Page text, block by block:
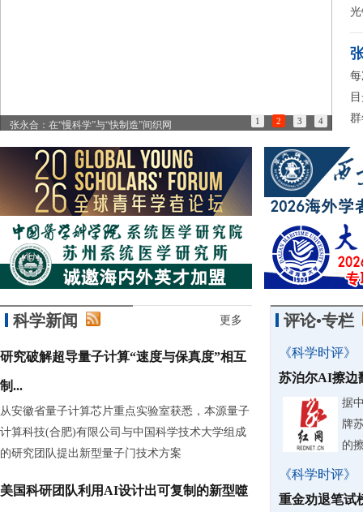
张永合：在“慢科学”与“快制造”间织网 85
1 2 3 4
科学新闻 更多
研究破解超导量子计算“速度与保真度”相互
制...
从安徽省量子计算芯片重点实验室获悉，本源量子
计算科技(合肥)有限公司与中国科学技术大学组成
的研究团队提出新型量子门技术方案
美国科研团队利用AI设计出可复制的新型噬
评论•专栏
《科学时评》
苏泊尔AI擦边
据
牌
的
《科学时评》
重金劝退笔试